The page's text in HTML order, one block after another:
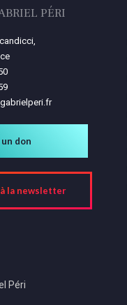
PÉRI
don
la newsletter
Péri